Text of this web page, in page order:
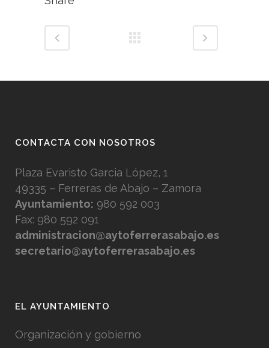
CONTACTA CON NOSOTROS
Plaza Evaristo Garcia López, 1
49335 – Ferreras de Abajo – Zamora
Ayuntamiento: 980 592 003
Fax: 980 592 091
administracion@aytoferrerasabajo.es
secretario@aytoferrerasabajo.es
EL AYUNTAMIENTO
Organización y gobierno